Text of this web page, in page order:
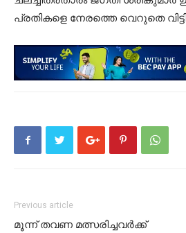
പ്രതികളെ നേരത്തെ വെറുതെ
Previous article
മൂന്ന് തവണ മത്സരിച്ചവർക്ക്